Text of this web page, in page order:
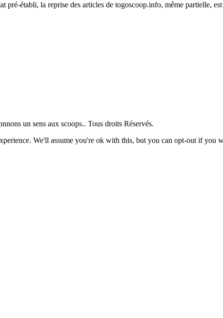
pré-établi, la reprise des articles de togoscoop.info, même partielle,
un sens aux scoops.. Tous droits Réservés.
We'll assume you're ok with this, but you can opt-out if you